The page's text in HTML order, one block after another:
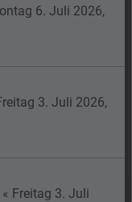
6. Juli 2026,
3. Juli 2026,
« Freitag 3. Juli